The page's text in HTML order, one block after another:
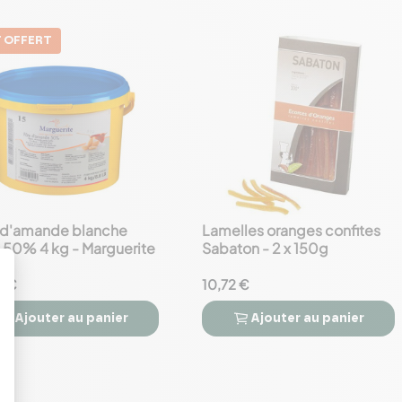
OFFERT
blanche
50% 4 kg - Marguerite
€

Ajouter au panier
favorite_border
Lamelles oranges confites
Sabaton - 2 x 150g
10,72 €
 
Ajouter au panier